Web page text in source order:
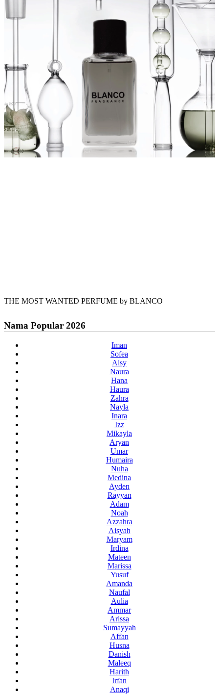
THE MOST WANTED PERFUME by BLANCO
Nama Popular 2026
Iman
Sofea
Aisy
Naura
Hana
Haura
Zahra
Nayla
Inara
Izz
Mikayla
Aryan
Umar
Humaira
Nuha
Medina
Ayden
Rayyan
Adam
Noah
Azzahra
Aisyah
Maryam
Irdina
Mateen
Marissa
Yusuf
Amanda
Naufal
Aulia
Ammar
Arissa
Sumayyah
Affan
Husna
Danish
Maleeq
Harith
Irfan
Anaqi